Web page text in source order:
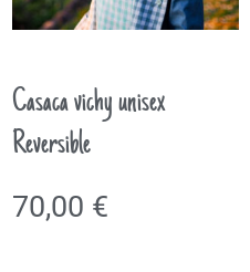
Casaca vichy unisex
Reversible
70,00 €